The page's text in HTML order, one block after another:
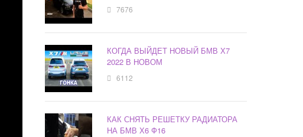
7676
КОГДА ВЫЙДЕТ НОВЫЙ БМВ Х7
2022 В НОВОМ
6112
КАК СНЯТЬ РЕШЕТКУ РАДИАТОРА
НА БМВ Х6 Ф16